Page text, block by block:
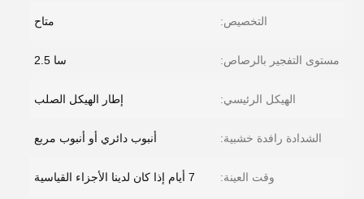
التخصيص: متاح
مستوى التفجير بالرصاص: سا 2.5
الهيكل الرئيسي: إطار الهيكل الصلب
الشدادة رافدة خشبية: أنبوب دائري أو أنبوب مربع
وقت العينة: 7 أيام إذا كان لدينا الأجزاء القياسية